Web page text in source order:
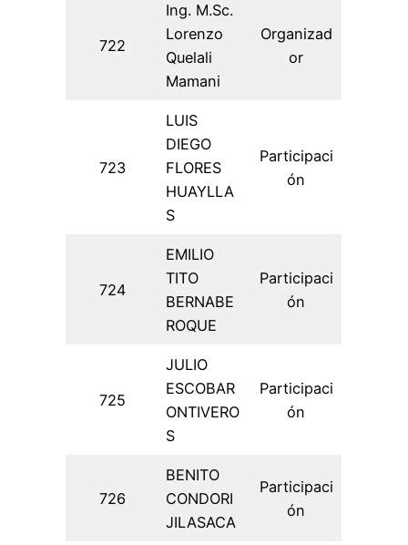
722
Ing. M.Sc.
Lorenzo
Quelali
Mamani
Organizad
or
723
LUIS
DIEGO
FLORES
HUAYLLA
S
Participaci
ón
724
EMILIO
TITO
BERNABE
ROQUE
Participaci
ón
725
JULIO
ESCOBAR
ONTIVERO
S
Participaci
ón
726
BENITO
CONDORI
JILASACA
Participaci
ón